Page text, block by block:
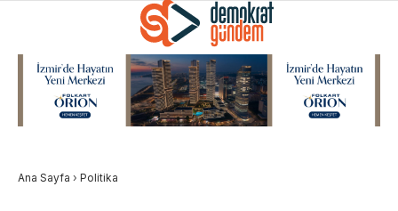
Ana Sayfa › Politika